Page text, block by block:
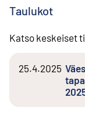
Taulukot
Katso keskeiset
25.4.2025